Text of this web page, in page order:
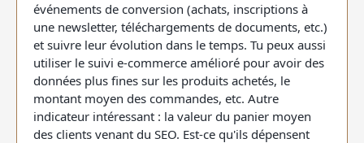
événements de conversion (achats, inscriptions à
une newsletter, téléchargements de documents, etc.)
et suivre leur évolution dans le temps. Tu peux aussi
utiliser le suivi e-commerce amélioré pour avoir des
données plus fines sur les produits achetés, le
montant moyen des commandes, etc. Autre
indicateur intéressant : la valeur du panier moyen
des clients venant du SEO. Est-ce qu'ils dépensent